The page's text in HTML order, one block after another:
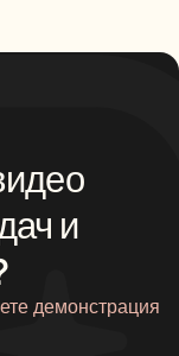
и
демонстрация